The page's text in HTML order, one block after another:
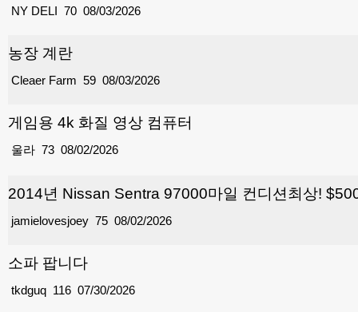
70
NY DELI 08/03/2026
농장 계란
59
Cleaer Farm 08/03/2026
게임용 4k 화질 영상 컴퓨터
73
울라 08/02/2026
2014년 Nissan Sentra 97000마일 컨디션최상!
75
jamielovesjoey 08/02/2026
소파 팝니다
116
tkdguq 07/30/2026